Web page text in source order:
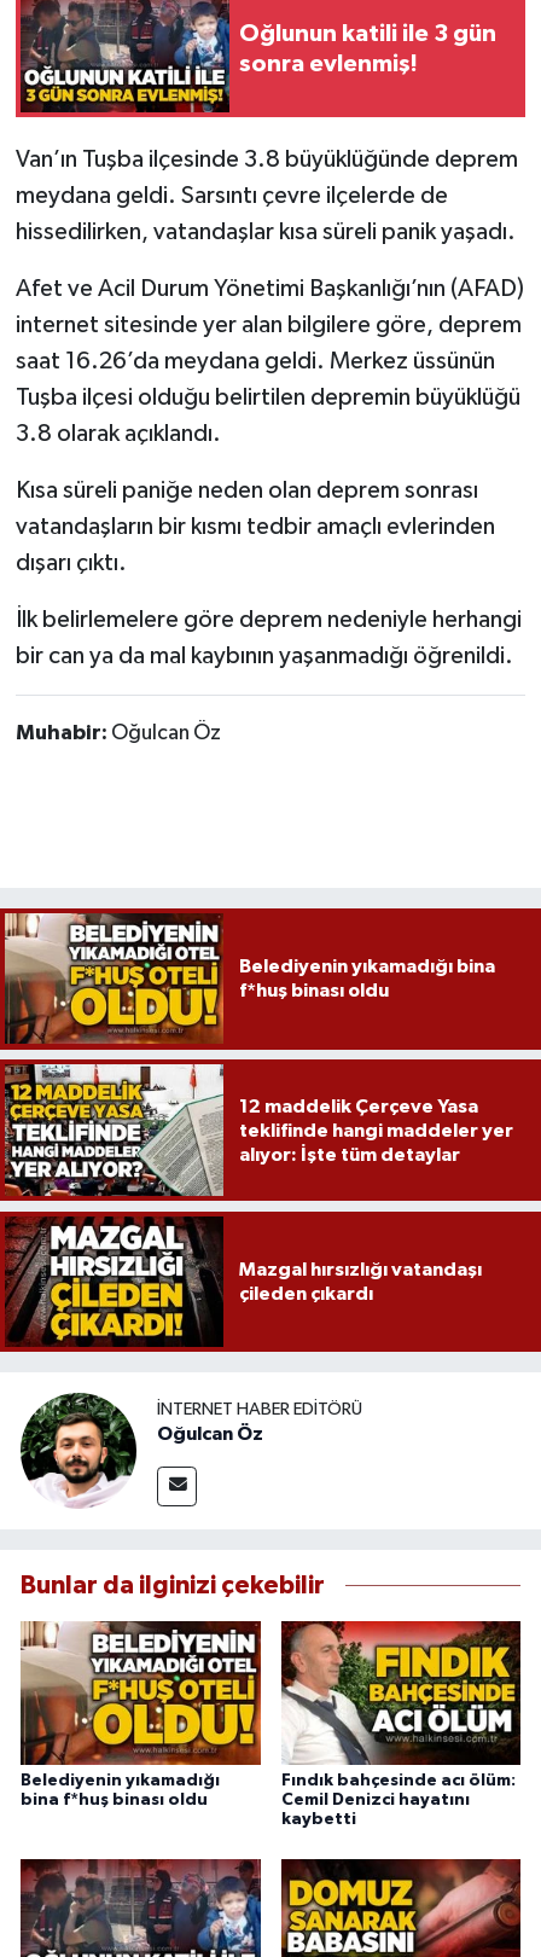
Oğlunun katili ile 3 gün
sonra evlenmiş!
Van’ın Tuşba ilçesinde 3.8 büyüklüğünde deprem
meydana geldi. Sarsıntı çevre ilçelerde de
hissedilirken, vatandaşlar kısa süreli panik yaşadı.
Afet ve Acil Durum Yönetimi Başkanlığı’nın (AFAD)
internet sitesinde yer alan bilgilere göre, deprem
saat 16.26’da meydana geldi. Merkez üssünün
Tuşba ilçesi olduğu belirtilen depremin büyüklüğü
3.8 olarak açıklandı.
Kısa süreli paniğe neden olan deprem sonrası
vatandaşların bir kısmı tedbir amaçlı evlerinden
dışarı çıktı.
İlk belirlemelere göre deprem nedeniyle herhangi
bir can ya da mal kaybının yaşanmadığı öğrenildi.
Muhabir: Oğulcan Öz
Belediyenin yıkamadığı bina
f*huş binası oldu
12 maddelik Çerçeve Yasa
teklifinde hangi maddeler yer
alıyor: İşte tüm detaylar
Mazgal hırsızlığı vatandaşı
çileden çıkardı
İNTERNET HABER EDITÖRÜ
Oğulcan Öz
Bunlar da ilginizi çekebilir
Belediyenin yıkamadığı
bina f*huş binası oldu
Fındık bahçesinde acı ölüm:
Cemil Denizci hayatını
kaybetti
Gökçebey
GÜNDEM
Kilimli
Kültür - Sanat
MAGAZİN
Politika
Resmi İlan
Röportaj
Sağlık
SİYASET
Spor